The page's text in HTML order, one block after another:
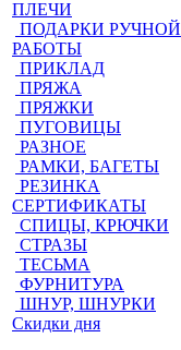
ПЛЕЧИ
ПОДАРКИ РУЧНОЙ
РАБОТЫ
ПРИКЛАД
ПРЯЖА
ПРЯЖКИ
ПУГОВИЦЫ
РАЗНОЕ
РАМКИ, БАГЕТЫ
РЕЗИНКА
СЕРТИФИКАТЫ
СПИЦЫ, КРЮЧКИ
СТРАЗЫ
ТЕСЬМА
ФУРНИТУРА
ШНУР, ШНУРКИ
Скидки дня